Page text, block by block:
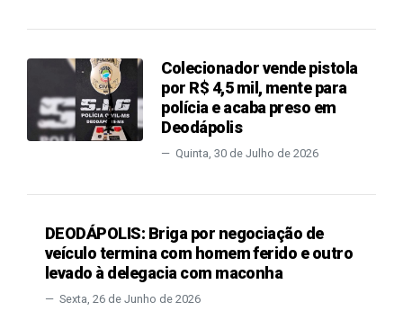
Colecionador vende pistola
por R$ 4,5 mil, mente para
polícia e acaba preso em
Deodápolis
Quinta, 30 de Julho de 2026
DEODÁPOLIS: Briga por negociação de
veículo termina com homem ferido e outro
levado à delegacia com maconha
Sexta, 26 de Junho de 2026